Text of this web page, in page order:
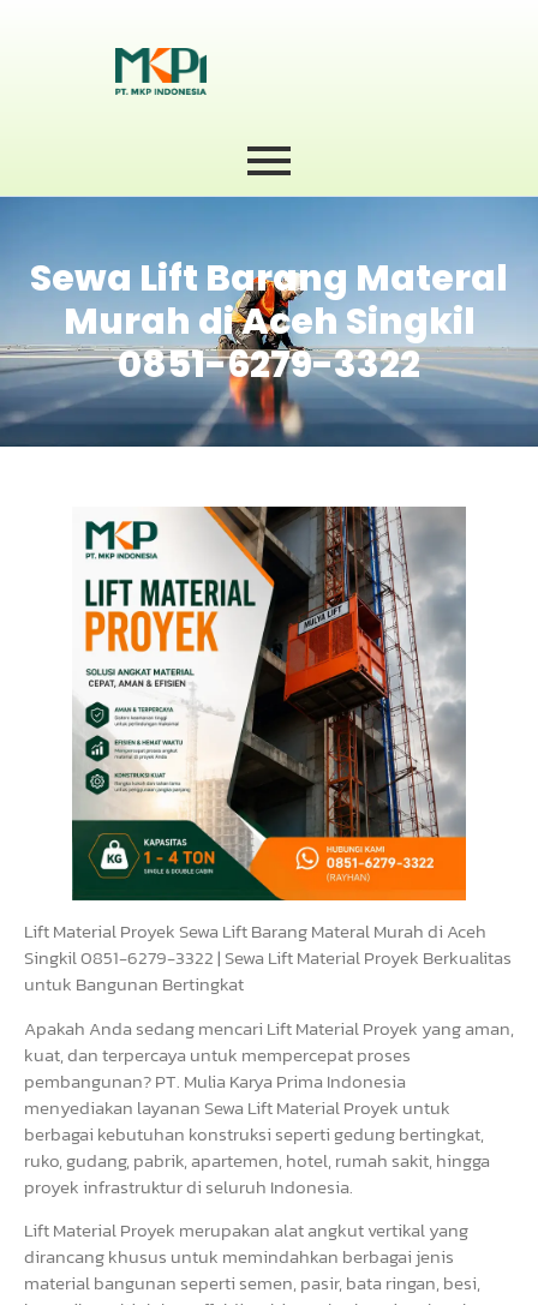
Sewa Lift Barang Materal
Murah di Aceh Singkil
0851-6279-3322
Lift Material Proyek Sewa Lift Barang Materal Murah di Aceh
Singkil 0851-6279-3322 | Sewa Lift Material Proyek Berkualitas
untuk Bangunan Bertingkat
Apakah Anda sedang mencari Lift Material Proyek yang aman,
kuat, dan terpercaya untuk mempercepat proses
pembangunan? PT. Mulia Karya Prima Indonesia
menyediakan layanan Sewa Lift Material Proyek untuk
berbagai kebutuhan konstruksi seperti gedung bertingkat,
ruko, gudang, pabrik, apartemen, hotel, rumah sakit, hingga
proyek infrastruktur di seluruh Indonesia.
Lift Material Proyek merupakan alat angkut vertikal yang
dirancang khusus untuk memindahkan berbagai jenis
material bangunan seperti semen, pasir, bata ringan, besi,